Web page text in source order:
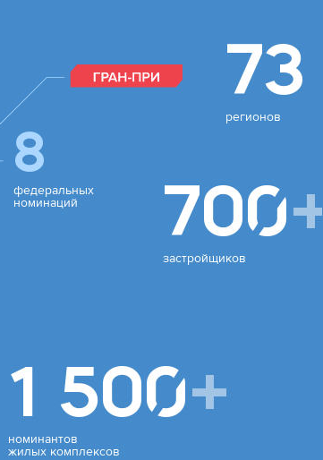
1 500+
номинантов
жилых комплексов
700+
застройщиков
8
федеральных
номинаций
73
регионов